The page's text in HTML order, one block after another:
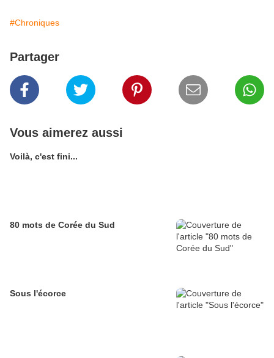
#Chroniques
Partager
Vous aimerez aussi
Voilà, c'est fini...
80 mots de Corée du Sud
Sous l'écorce